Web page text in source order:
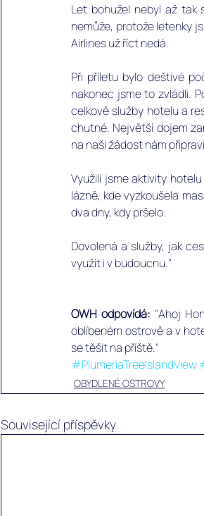
Let bohužel nebyl až tak
nemůže, protože letenky
Airlines už říct nedá.
Při příletu bylo deštivé
nakonec jsme to zvládli.
celkově služby hotelu a
chutné. Největší dojem
na naši žádost nám
Využili jsme aktivity
lázně, kde vyzkoušela
dva dny, kdy pršelo.
Dovolená a služby, jak
využít i v budoucnu."
OWH odpovídá: "Ahoj
oblíbeném ostrově a v
se těšit na příště."
#PlumeriaTreeIslandView
OBYDLENÉ OSTROVY
Související příspěvky